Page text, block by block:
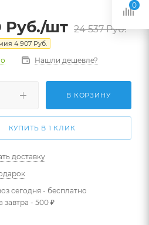
Руб./шт 24 537Руб.
4 907 Руб.
Нашли дешевле?
В КОРЗИНУ
КУПИТЬ В 1 КЛИК
доставку
сегодня - бесплатно
завтра - 500 ₽
0